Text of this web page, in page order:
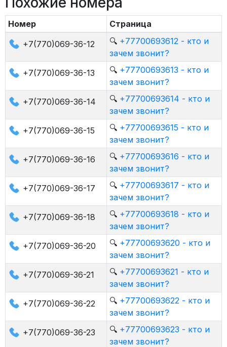
Номер
Страница
+7(770)069-36-12
🔍 +77700693612 - кто и
зачем звонит?
+7(770)069-36-13
🔍 +77700693613 - кто и
зачем звонит?
+7(770)069-36-14
🔍 +77700693614 - кто и
зачем звонит?
+7(770)069-36-15
🔍 +77700693615 - кто и
зачем звонит?
+7(770)069-36-16
🔍 +77700693616 - кто и
зачем звонит?
+7(770)069-36-17
🔍 +77700693617 - кто и
зачем звонит?
+7(770)069-36-18
🔍 +77700693618 - кто и
зачем звонит?
+7(770)069-36-20
🔍 +77700693620 - кто и
зачем звонит?
+7(770)069-36-21
🔍 +77700693621 - кто и
зачем звонит?
+7(770)069-36-22
🔍 +77700693622 - кто и
зачем звонит?
+7(770)069-36-23
🔍 +77700693623 - кто и
зачем звонит?